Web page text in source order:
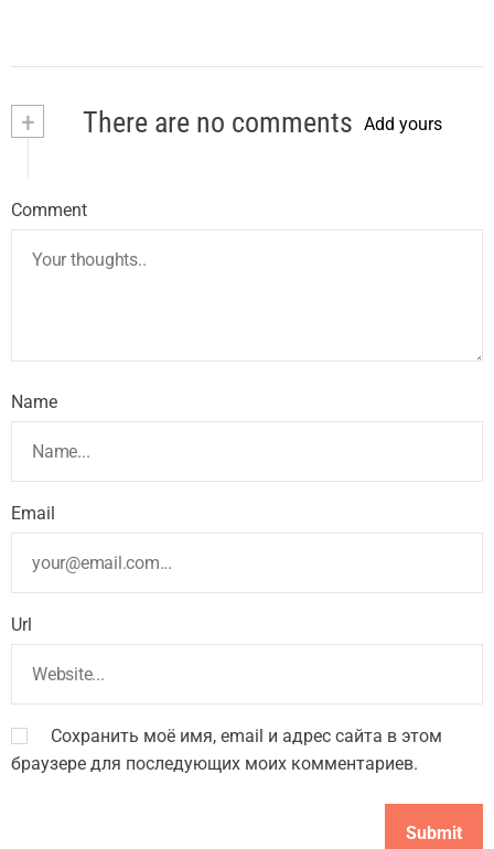
+ There are no comments Add yours
Comment
Name
Email
Url
Сохранить моё имя, email и адрес сайта в этом
браузере для последующих моих комментариев.